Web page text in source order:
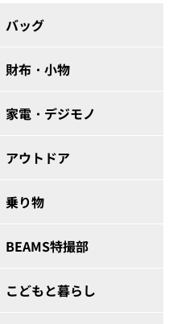
バッグ
財布・小物
家電・デジモノ
アウトドア
乗り物
BEAMS特撮部
こどもと暮らし